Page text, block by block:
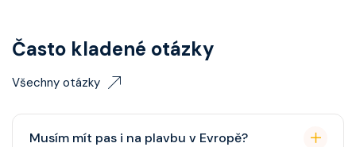
Často kladené otázky
Všechny otázky
Musím mít pas i na plavbu v Evropě?